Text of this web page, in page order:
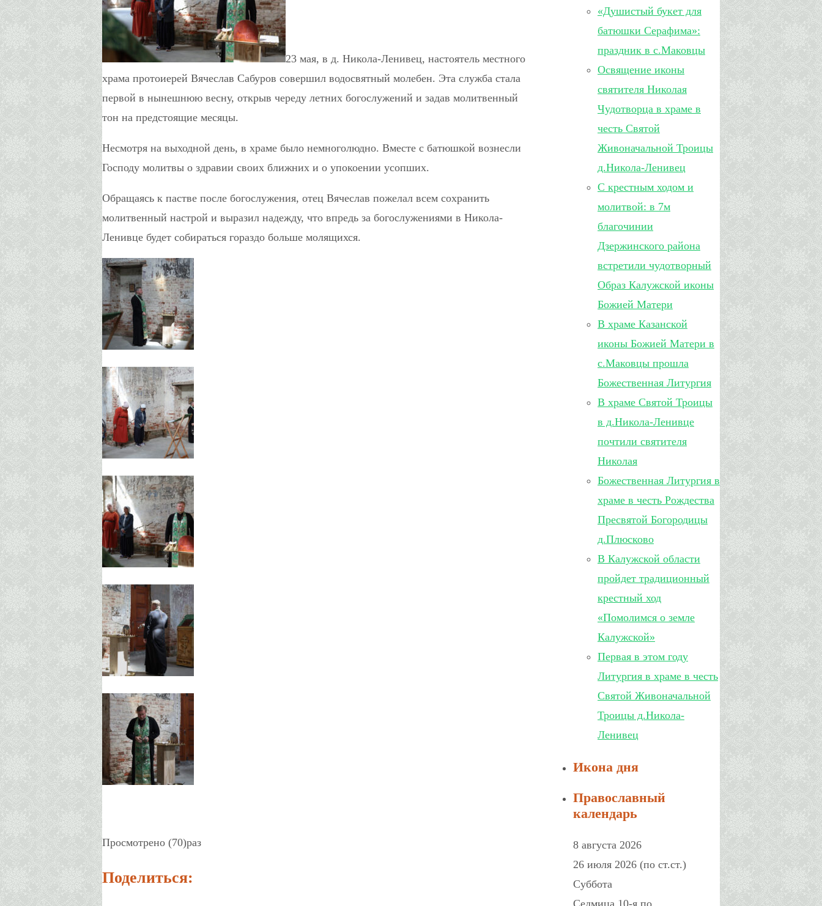
23 мая, в д. Никола-Ленивец, настоятель местного
храма протоиерей Вячеслав Сабуров совершил водосвятный молебен. Эта служба стала
первой в нынешнюю весну, открыв череду летних богослужений и задав молитвенный
тон на предстоящие месяцы.
Несмотря на выходной день, в храме было немноголюдно. Вместе с батюшкой вознесли
Господу молитвы о здравии своих ближних и о упокоении усопших.
Обращаясь к пастве после богослужения, отец Вячеслав пожелал всем сохранить
молитвенный настрой и выразил надежду, что впредь за богослужениями в Никола-
Ленивце будет собираться гораздо больше молящихся.
Просмотрено (70)раз
Поделиться:
«Душистый букет для
батюшки Серафима»:
праздник в с.Маковцы
Освящение иконы
святителя Николая
Чудотворца в храме в
честь Святой
Живоначальной Троицы
д.Никола-Ленивец
С крестным ходом и
молитвой: в 7м
благочинии
Дзержинского района
встретили чудотворный
Образ Калужской иконы
Божией Матери
В храме Казанской
иконы Божией Матери в
с.Маковцы прошла
Божественная Литургия
В храме Святой Троицы
в д.Никола-Ленивце
почтили святителя
Николая
Божественная Литургия в
храме в честь Рождества
Пресвятой Богородицы
д.Плюсково
В Калужской области
пройдет традиционный
крестный ход
«Помолимся о земле
Калужской»
Первая в этом году
Литургия в храме в честь
Святой Живоначальной
Троицы д.Никола-
Ленивец
Икона дня
Православный
календарь
8 августа 2026
26 июля 2026 (по ст.ст.)
Суббота
Седмица 10-я по